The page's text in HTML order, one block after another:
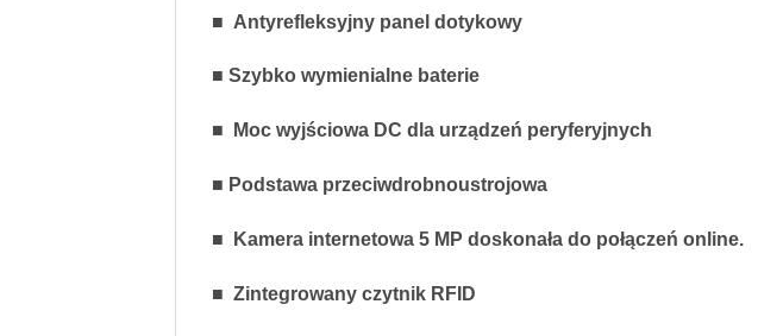
■ Antyrefleksyjny panel dotykowy
■ Szybko wymienialne baterie
■ Moc wyjściowa DC dla urządzeń peryferyjnych
■ Podstawa przeciwdrobnoustrojowa
■ Kamera internetowa 5 MP doskonała do połączeń online.
■ Zintegrowany czytnik RFID